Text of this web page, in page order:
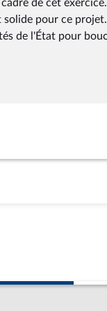
de cet
pour ce
de l'État pour